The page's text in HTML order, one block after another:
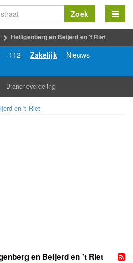
Zoek
Heiligenberg en Beijerd en 't Riet
112 Zakelijk
Nieuws
Brancheverdeling
en 't Riet
en Beijerd en 't Riet